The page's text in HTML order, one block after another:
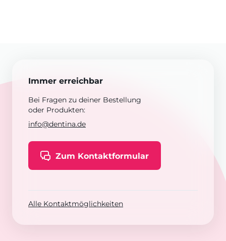
Immer erreichbar
Bei Fragen zu deiner Bestellung
oder Produkten:
info@dentina.de
Zum Kontaktformular
Alle Kontaktmöglichkeiten